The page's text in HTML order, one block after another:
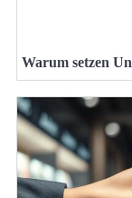
Warum setzen